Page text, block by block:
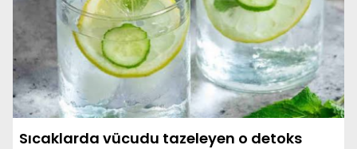
Sıcaklarda vücudu tazeleyen o detoks